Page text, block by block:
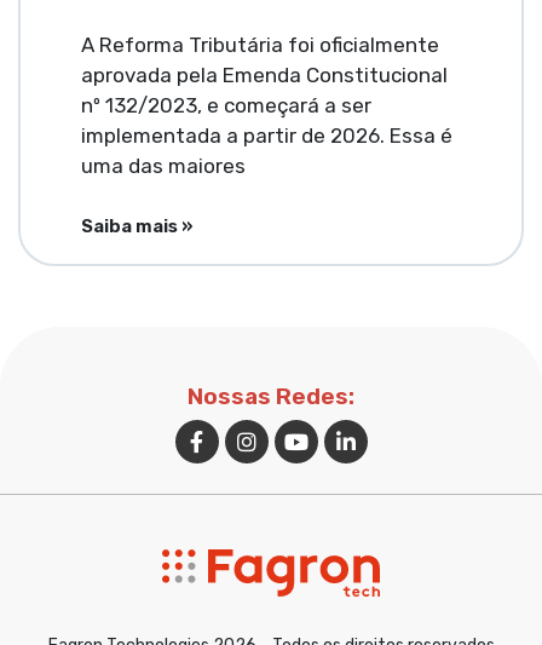
A Reforma Tributária foi oficialmente
aprovada pela Emenda Constitucional
nº 132/2023, e começará a ser
implementada a partir de 2026. Essa é
uma das maiores
Saiba mais »
Nossas Redes: